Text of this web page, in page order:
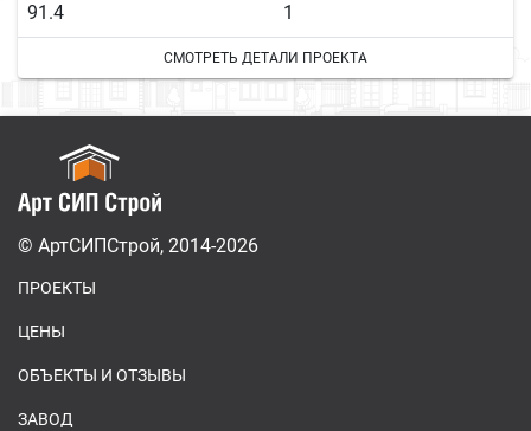
91.4 1
СМОТРЕТЬ ДЕТАЛИ ПРОЕКТА
© АртСИПСтрой, 2014-2026
ПРОЕКТЫ
ЦЕНЫ
ОБЪЕКТЫ И ОТЗЫВЫ
ЗАВОД